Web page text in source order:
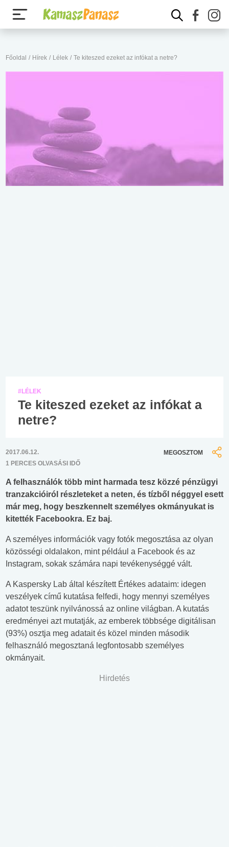
Főoldal / Hírek / Lélek / Te kiteszed ezeket az infókat a netre?
#LÉLEK
Te kiteszed ezeket az infókat a
netre?
2017.06.12.
1 PERCES OLVASÁSI IDŐ
MEGOSZTOM
A felhasználók több mint harmada tesz közzé pénzügyi
tranzakcióiról részleteket a neten, és tízből néggyel esett
már meg, hogy beszkennelt személyes okmányukat is
kitették Facebookra. Ez baj.
A személyes információk vagy fotók megosztása az olyan
közösségi oldalakon, mint például a Facebook és az
Instagram, sokak számára napi tevékenységgé vált.
A Kaspersky Lab által készített Értékes adataim: idegen
veszélyek című kutatása felfedi, hogy mennyi személyes
adatot teszünk nyilvánossá az online világban. A kutatás
eredményei azt mutatják, az emberek többsége digitálisan
(93%) osztja meg adatait és közel minden második
felhasználó megosztaná legfontosabb személyes
okmányait.
Hirdetés